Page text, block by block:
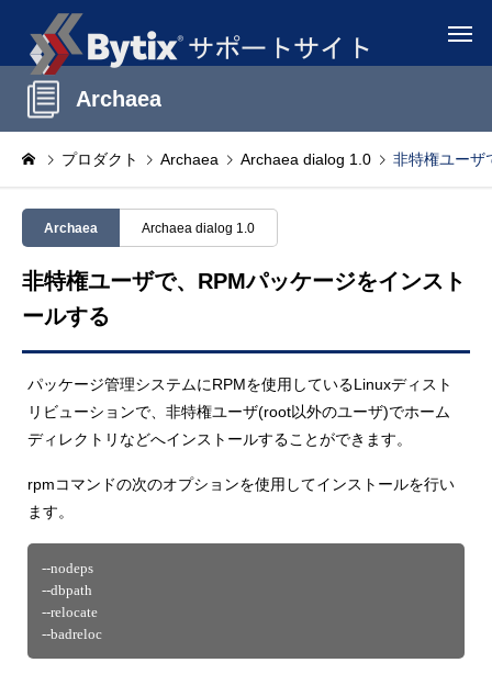
Archaea
プロダクト Archaea Archaea dialog 1.0 非特権ユーザ
Archaea Archaea dialog 1.0
非特権ユーザで、RPMパッケージをインスト
ールする
パッケージ管理システムにRPMを使用しているLinuxディスト
リビューションで、非特権ユーザ(root以外のユーザ)でホーム
ディレクトリなどへインストールすることができます。
rpmコマンドの次のオプションを使用してインストールを行い
ます。
--nodeps
--dbpath
--relocate
--badreloc